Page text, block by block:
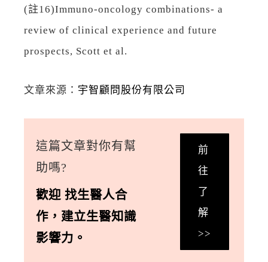
(註16)Immuno-oncology combinations- a
review of clinical experience and future
prospects, Scott et al.
文章來源： 宇智顧問股份有限公司
這篇文章對你有幫
助嗎?
歡迎 找生醫人合
作 ， 建立生醫知識
影響力。
前
往
了
解
>>